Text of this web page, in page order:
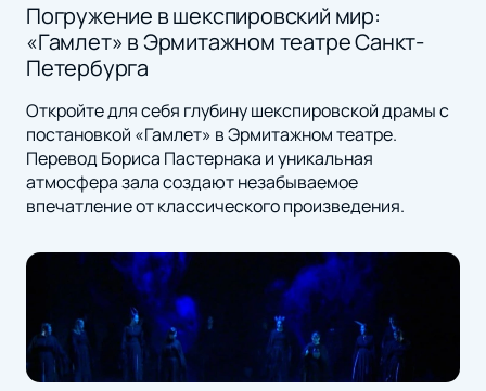
Погружение в шекспировский мир:
«Гамлет» в Эрмитажном театре Санкт-
Петербурга
Откройте для себя глубину шекспировской драмы с
постановкой «Гамлет» в Эрмитажном театре.
Перевод Бориса Пастернака и уникальная
атмосфера зала создают незабываемое
впечатление от классического произведения.